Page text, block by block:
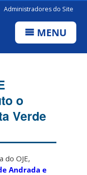
Administradores do Site
MENU
o
Verde
do OJE,
Andrada e